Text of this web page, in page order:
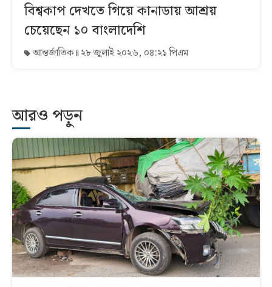
বিশ্বকাপ দেখতে গিয়ে কানাডায় আশ্রয়
চেয়েছেন ১০ বাংলাদেশি
আন্তর্জাতিক ২৮ জুলাই ২০২৬, ০৪:২১ পিএম
আরও পড়ুন